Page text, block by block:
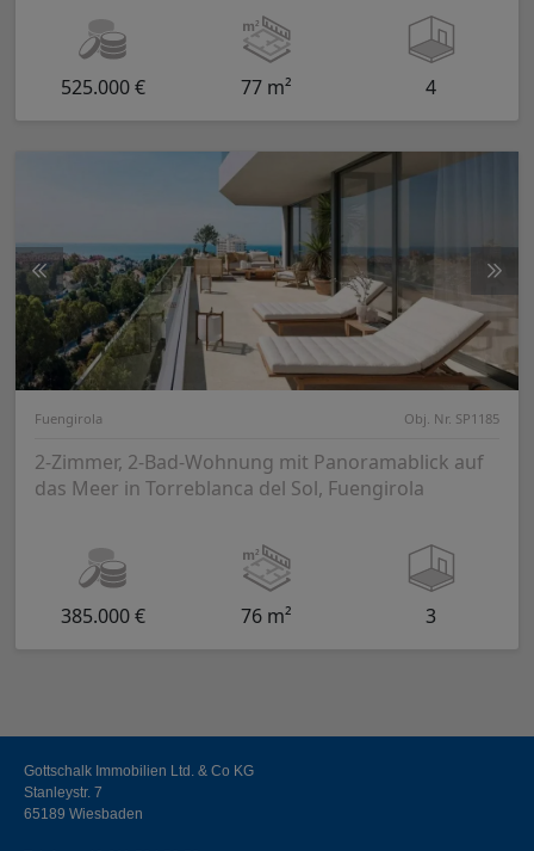
525.000 € 77 m² 4
Fuengirola Obj. Nr. SP1185
2-Zimmer, 2-Bad-Wohnung mit Panoramablick auf
das Meer in Torreblanca del Sol, Fuengirola
385.000 € 76 m² 3
Gottschalk Immobilien Ltd. & Co KG
Stanleystr. 7
65189 Wiesbaden